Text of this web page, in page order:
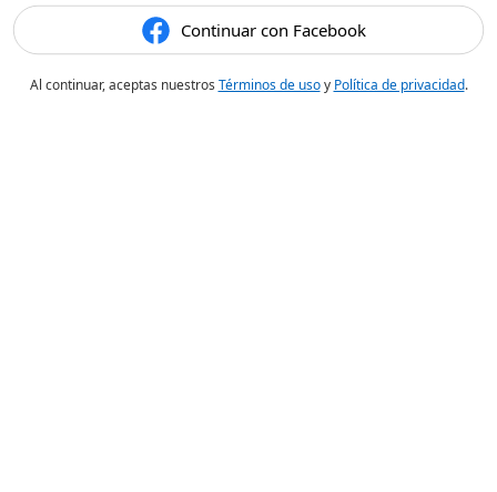
Continuar con Facebook
Al continuar, aceptas nuestros Términos de usoy Política de privacidad.